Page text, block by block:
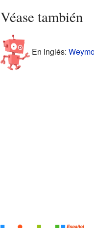
Véase también
En inglés: